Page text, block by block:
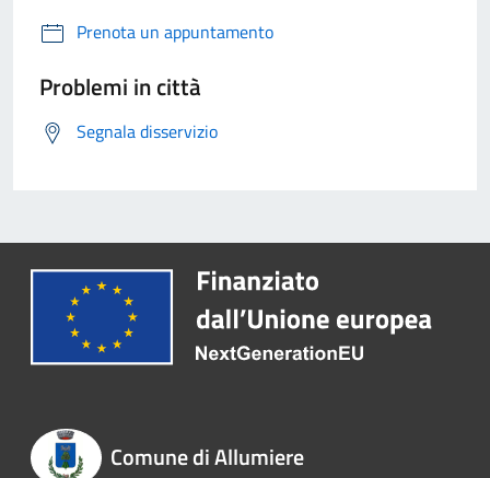
Prenota un appuntamento
Problemi in città
Segnala disservizio
Comune di Allumiere